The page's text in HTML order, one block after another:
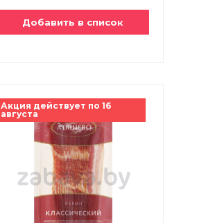
Добавить в список
Акция действует по 16
августа